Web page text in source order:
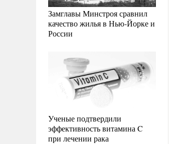
Замглавы Минстроя сравнил
качество жилья в Нью-Йорке и
России
Ученые подтвердили
эффективность витамина C
при лечении рака